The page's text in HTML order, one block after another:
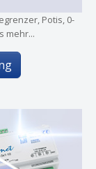
Potis, 0-
mehr...